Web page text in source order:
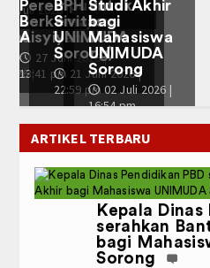
Fakultas & Program Studi
Struktur Organisasi
PENGHARGAAN 2016-2019
Fakultas
Keguruan dan Ilmu Pendidikan
Sains dan Teknologi
Libur Khusus Oleh LLDIKTI Wilayah
kepada Prof. Dr. KH. Yunahar
|
ARTIKEL TERBARU
Kepala Dinas
serahkan
bagi
Sorong